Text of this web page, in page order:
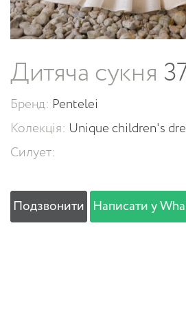
Дитяча сукня
Бренд: Pentelei
Колекція: Unique children's
Силует:
Подзвонити Написати у